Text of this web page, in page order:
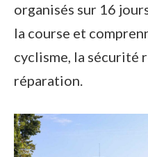
organisés sur 16
la course et
cyclisme, la sécurité
réparation.